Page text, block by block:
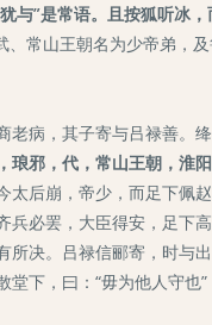
与”是常语。且按狐听冰
、常山王朝名为少帝弟，
病，其子寄与吕禄善。
琅邪，代，常山王朝，淮
太后崩，帝少，而足下
兵必罢，大臣得安，足下
决。吕禄信郦寄，时与
堂下，曰：“毋为他人守也”